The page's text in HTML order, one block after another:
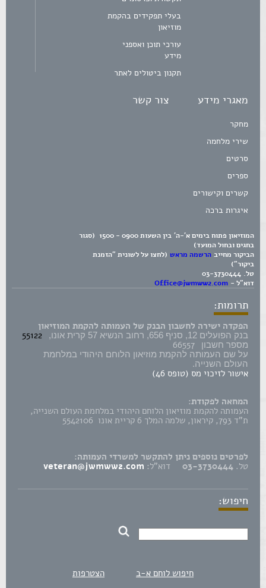
בעלי תפקידים בהקמת
מוזיאון
עורכי תוכן ואספני
מידע
תקנון ביטולים לאתר
מאגרי מידע
מחקר
שירי מלחמה
סרטים
ספרים
קשרים וקישורים
איגרות ברכה
צור קשר
המוזיאון פתוח בימים א'-ה' בין השעות 0900 - 1500 (סגור
בחגים ובחול המועד)
הביקור מחייב הרשמה מראש (לחצו על לשונית "הזמנת
ביקור")
טל. 03-3730444
דוא"ל - Office@jwmww2.com
תרומות:
הפקדה ישירה לחשבון הבנק של העמותה להקמת המוזיאון
בנק הפועלים 12, סניף 656, רחוב הנשיא 57 קרית אונו, 55122
מספר חשבון 66557
על שם העמותה להקמת מוזיאון הלוחם היהודי במלחמת
העולם השנייה.
אישור לזיכוי מס (טופס 46)
המחאה לפקודת:
העמותה להקמת מוזיאון הלוחם היהודי במלחמת העולם השנייה,
ת"ד 793, קיראון, שלמה המלך 6 קריית אונו 5542106
לפרטים נוספים ניתן להתקשר למשרדי העמותה:
טל. 03-3730444 דוא"ל: veteran@jwmww2.com
חיפוש:
חיפוש לוחם א-ב הצטרפות